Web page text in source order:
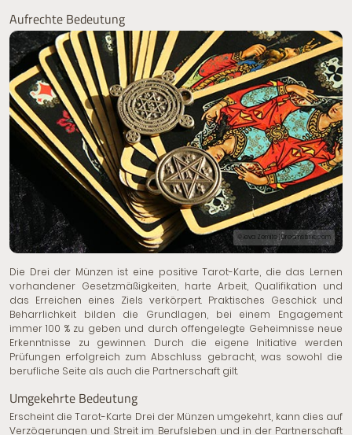
Aufrechte Bedeutung
© Ieva Zemite | Dreamstime.com
Die Drei der Münzen ist eine positive Tarot-Karte, die das Lernen
vorhandener Gesetzmäßigkeiten, harte Arbeit, Qualifikation und
das Erreichen eines Ziels verkörpert. Praktisches Geschick und
Beharrlichkeit bilden die Grundlagen, bei einem Engagement
immer 100 % zu geben und durch offengelegte Geheimnisse neue
Erkenntnisse zu gewinnen. Durch die eigene Initiative werden
Prüfungen erfolgreich zum Abschluss gebracht, was sowohl die
berufliche Seite als auch die Partnerschaft gilt.
Umgekehrte Bedeutung
Erscheint die Tarot-Karte Drei der Münzen umgekehrt, kann dies auf
Verzögerungen und Streit im Berufsleben und in der Partnerschaft